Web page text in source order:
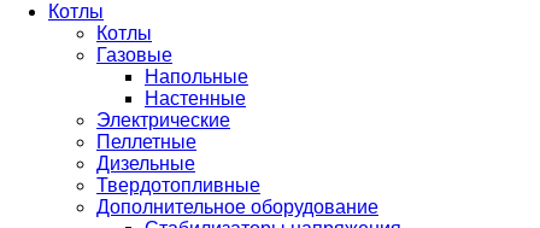
Котлы
Котлы
Газовые
Напольные
Настенные
Электрические
Пеллетные
Дизельные
Твердотопливные
Дополнительное оборудование